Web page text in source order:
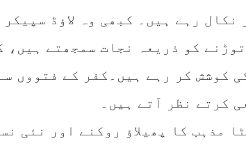
نکال رہے ہیں۔ کبھی وہ لاؤڈ سپیکر
کو ذریعہ نجات سمجھتے ہیں،
کوشش کر رہے ہیں۔کفر کے فتووں
کرتے نظر آتے ہیں۔
مذہب کا پھیلاؤ روکنے اور نئی